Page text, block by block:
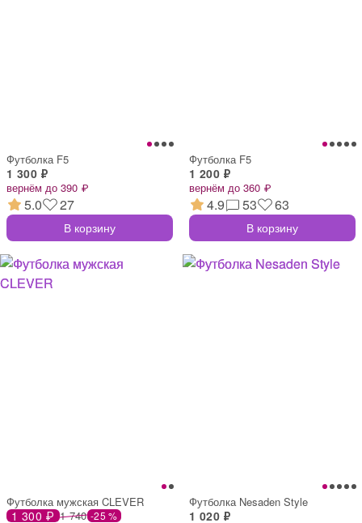
Футболка F5
1 300 ₽
вернём до 390 ₽
5.0 27
В корзину
Футболка F5
1 200 ₽
вернём до 360 ₽
4.9 53 63
В корзину
Футболка мужская CLEVER
1 300 ₽ 1 740 -25 %
Футболка Nesaden Style
1 020 ₽